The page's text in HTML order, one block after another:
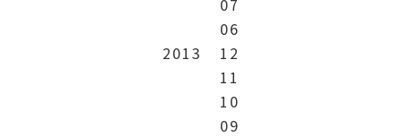
06
2013
12
11
10
09